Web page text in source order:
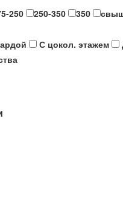
250 250-350 350
С цокол. этажем